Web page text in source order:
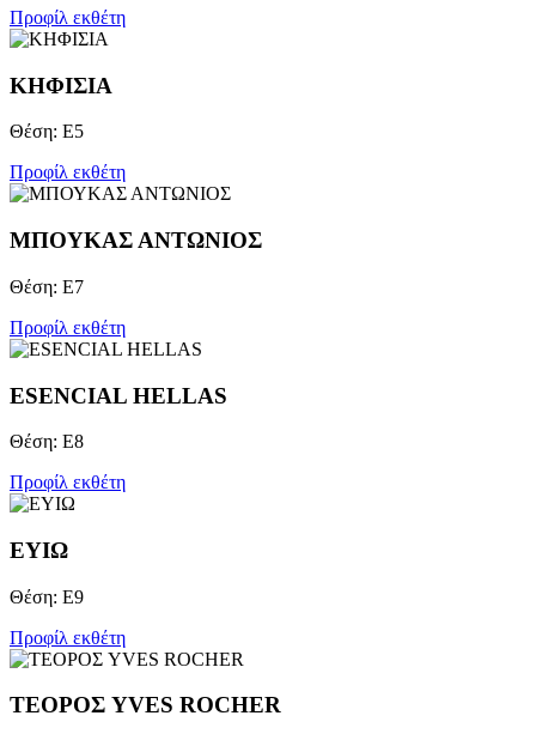
Προφίλ εκθέτη
ΚΗΦΙΣΙΑ
Θέση: Ε5
Προφίλ εκθέτη
ΜΠΟΥΚΑΣ ΑΝΤΩΝΙΟΣ
Θέση: Ε7
Προφίλ εκθέτη
ESENCIAL HELLAS
Θέση: Ε8
Προφίλ εκθέτη
ΕΥΙΩ
Θέση: Ε9
Προφίλ εκθέτη
ΤΕΟΡΟΣ YVES ROCHER